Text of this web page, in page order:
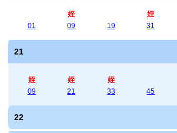
01
姪
09
19
姪
31
21
姪
09
姪
21
姪
33
45
22